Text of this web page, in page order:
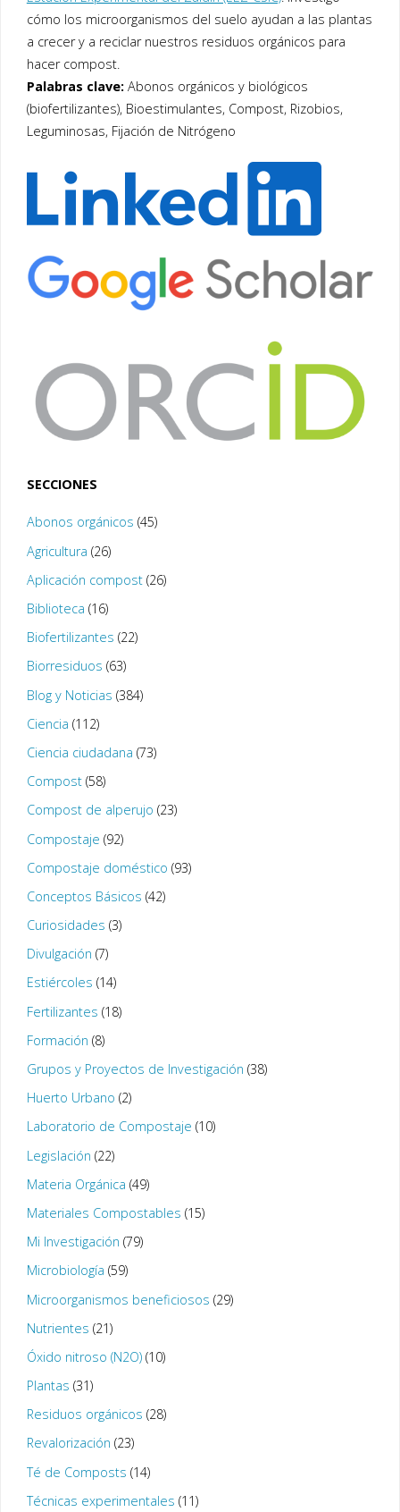
cómo los microorganismos del suelo ayudan a las plantas
a crecer y a reciclar nuestros residuos orgánicos para
hacer compost.
Palabras clave:Abonos orgánicos y biológicos
(biofertilizantes), Bioestimulantes, Compost, Rizobios,
Leguminosas, Fijación de Nitrógeno
SECCIONES
Abonos orgánicos (45)
Agricultura (26)
Aplicación compost(26)
Biblioteca (16)
Biofertilizantes (22)
Biorresiduos (63)
Blog y Noticias (384)
Ciencia (112)
Ciencia ciudadana (73)
Compost(58)
Compost de alperujo (23)
Compostaje (92)
Compostaje doméstico (93)
Conceptos Básicos (42)
Curiosidades (3)
Divulgación (7)
Estiércoles (14)
Fertilizantes (18)
Formación (8)
Grupos y Proyectos de Investigación (38)
Huerto Urbano (2)
Laboratorio de Compostaje (10)
Legislación (22)
Materia Orgánica (49)
Materiales Compostables (15)
Mi Investigación (79)
Microbiología (59)
Microorganismos beneficiosos (29)
Nutrientes (21)
Óxido nitroso (N2O)(10)
Plantas (31)
Residuos orgánicos (28)
Revalorización (23)
Té de Composts (14)
Técnicas experimentales (11)